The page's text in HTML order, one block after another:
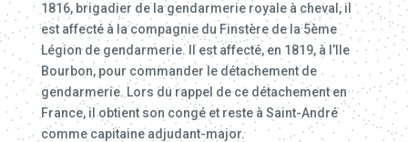
1816, brigadier de la gendarmerie royale à cheval, il
est affecté à la compagnie du Finstère de la 5ème
Légion de gendarmerie. Il est affecté, en 1819, à l’Ile
Bourbon, pour commander le détachement de
gendarmerie. Lors du rappel de ce détachement en
France, il obtient son congé et reste à Saint-André
comme capitaine adjudant-major.